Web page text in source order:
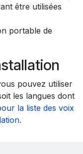
être utilisées
portable de
pouvez utiliser
les langues dont
la liste des voix